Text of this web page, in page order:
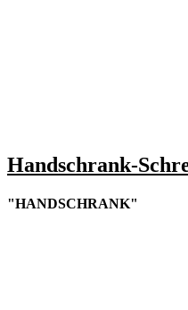
Handschrank-
"HANDSCHRANK"